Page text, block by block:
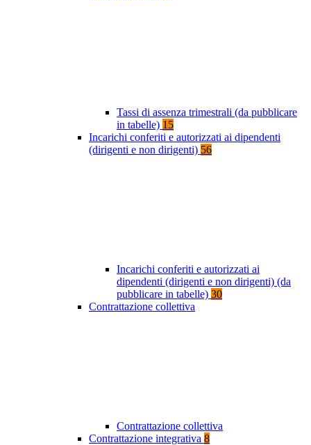
Tassi di assenza trimestrali (da pubblicare
in tabelle) 15
Incarichi conferiti e autorizzati ai dipendenti
(dirigenti e non dirigenti) 56
Incarichi conferiti e autorizzati ai
dipendenti (dirigenti e non dirigenti) (da
pubblicare in tabelle) 30
Contrattazione collettiva
Contrattazione collettiva
Contrattazione integrativa 8